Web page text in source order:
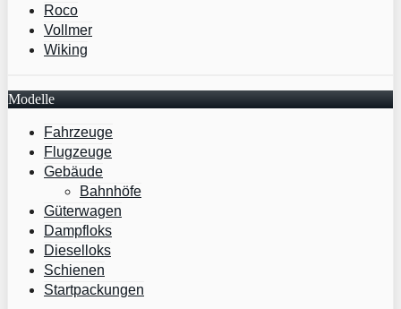
Roco
Vollmer
Wiking
Modelle
Fahrzeuge
Flugzeuge
Gebäude
Bahnhöfe
Güterwagen
Dampfloks
Dieselloks
Schienen
Startpackungen